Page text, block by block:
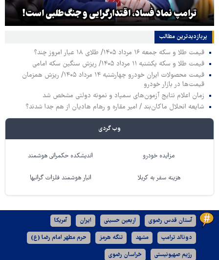
ترامپ نماد فساد، اقتدارگرایی و جنگ‌طلبی است!
پربازدیدترین‌ مطالب
قیمت طلا و سکه جمعه ۱۶ مرداد ۱۴۰۵/ طلای ۱۸ عیار امروز چند؟
قیمت طلا و سکه یکشنبه ۱۱ مرداد ۱۴۰۵/ ریزش سنگین سکه امامی
قیمت محصولات ایران خودرو چهارشنبه ۱۴ مرداد ۱۴۰۵/ ریزش همزمان
قیمت‌ها در بازار خودرو
زمان اعلام نتایج آزمون‌های سمپاد و نمونه دولتی مشخص شد
شایعه انحلال ماکان‌بند / امیر مقاره و رهام هادیان از هم جدا شدند؟
وب گردی
مزایده خودرو اندیشکده حکمرانی هوشمند
هزینه سفر به کربلا انبار هوشمند فلزات گرانبها
آستان قدس رضوی اربعین حسینی ایران آمریکا
دونالد ترامپ مشهد تنگه هرمز حرم مطهر امام رضا (ع)
رژیم صهیونیستی خراسان رضوی